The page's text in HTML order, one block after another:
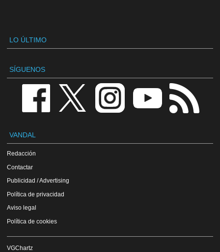
LO ÚLTIMO
SÍGUENOS
VANDAL
Redacción
Contactar
Publicidad / Advertising
Política de privacidad
Aviso legal
Política de cookies
VGChartz